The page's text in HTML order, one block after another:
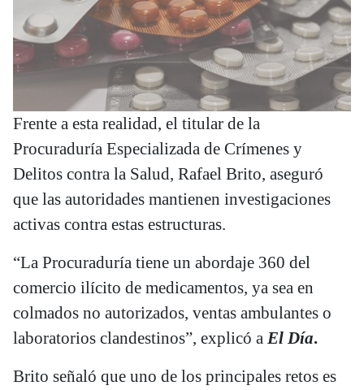
Frente a esta realidad, el titular de la
Procuraduría Especializada de Crímenes y
Delitos contra la Salud, Rafael Brito, aseguró
que las autoridades mantienen investigaciones
activas contra estas estructuras.
“La Procuraduría tiene un abordaje 360 del
comercio ilícito de medicamentos, ya sea en
colmados no autorizados, ventas ambulantes o
laboratorios clandestinos”, explicó a El Día.
Brito señaló que uno de los principales retos es